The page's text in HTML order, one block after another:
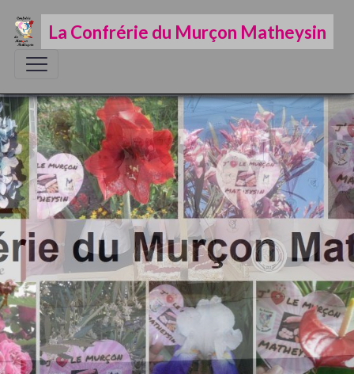
La Confrérie du Murçon Matheysin